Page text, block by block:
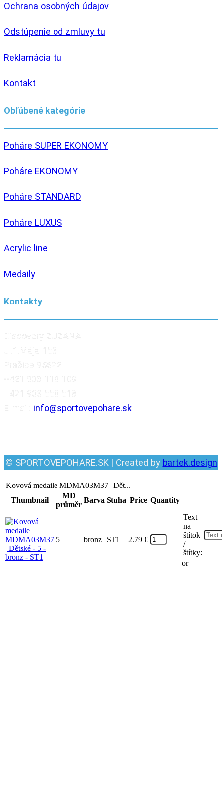
Ochrana osobných údajov
Odstúpenie od zmluvy tu
Reklamácia tu
Kontakt
Obľúbené kategórie
Poháre SUPER EKONOMY
Poháre EKONOMY
Poháre STANDARD
Poháre LUXUS
Acrylic line
Medaily
Kontakty
info@sportovepohare.sk
© SPORTOVEPOHARE.SK | Created by bartek.design
Kovová medaile MDMA03M37 | Dět...
Thumbnail
MD
průměr
Barva Stuha Price Quantity
5 bronz ST1 2.79 €
Text
na
štítok
/
štítky:
or